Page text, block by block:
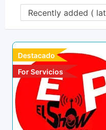
Destacado
For Servicios